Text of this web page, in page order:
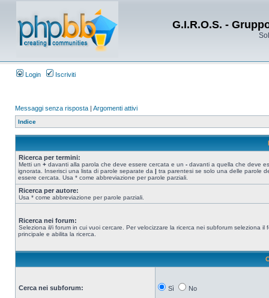
G.I.R.O.S. -
Login Iscriviti
Messaggi senza risposta | Argomenti attivi
Indice
Ricerca per termini:
Metti un + davanti alla parola che deve essere cercata e un - davanti a quella che deve
ignorata. Inserisci una lista di parole separate da | tra parentesi se solo una delle parole
essere cercata. Usa * come abbreviazione per parole parziali.
Ricerca per autore:
Usa * come abbreviazione per parole parziali.
Ricerca nei forum:
Seleziona il/i forum in cui vuoi cercare. Per velocizzare la ricerca nei subforum seleziona il
principale e abilita la ricerca.
Cerca nei subforum: Sì No